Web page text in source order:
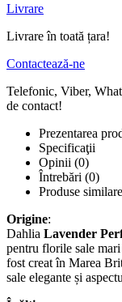
Livrare
Livrare în toată țara!
Contactează-ne
Telefonic, Viber,
de contact!
Prezentarea
Specificaţii
Opinii (0)
Întrebări (0)
Produse similare
Origine:
Dahlia Lavender
pentru florile sale
fost creat în Marea
sale elegante și